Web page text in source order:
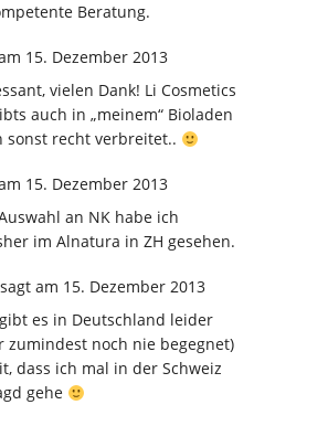
Beratung.
15. Dezember 2013
vielen Dank! Li Cosmetics
auch in „meinem“ Bioladen
sonst recht verbreitet..
15. Dezember 2013
an NK habe ich
im Alnatura in ZH gesehen.
sagt am 15. Dezember 2013
es in Deutschland leider
zumindest noch nie begegnet)
dass ich mal in der Schweiz
gehe